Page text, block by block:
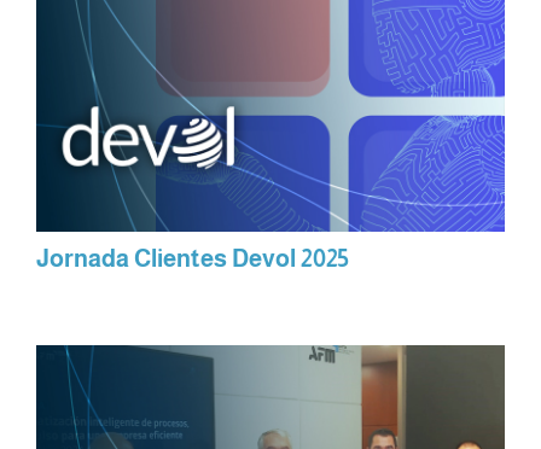
Jornada Clientes Devol 2025